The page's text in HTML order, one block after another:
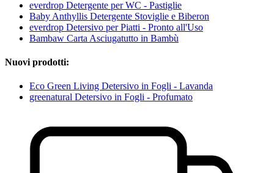
everdrop Detergente per WC - Pastiglie
Baby Anthyllis Detergente Stoviglie e Biberon
everdrop Detersivo per Piatti - Pronto all'Uso
Bambaw Carta Asciugatutto in Bambù
Nuovi prodotti:
Eco Green Living Detersivo in Fogli - Lavanda
greenatural Detersivo in Fogli - Profumato